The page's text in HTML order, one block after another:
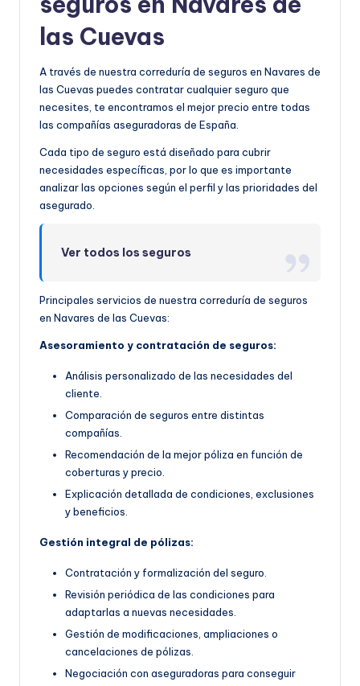
las Cuevas
A través de nuestra correduría de seguros en Navares de
las Cuevas puedes contratar cualquier seguro que
necesites, te encontramos el mejor precio entre todas
las compañías aseguradoras de España.
Cada tipo de seguro está diseñado para cubrir
necesidades específicas, por lo que es importante
analizar las opciones según el perfil y las prioridades del
asegurado.
Ver todos los seguros
Principales servicios de nuestra correduría de seguros
en Navares de las Cuevas:
Asesoramiento y contratación de seguros:
Análisis personalizado de las necesidades del
cliente.
Comparación de seguros entre distintas
compañías.
Recomendación de la mejor póliza en función de
coberturas y precio.
Explicación detallada de condiciones, exclusiones
y beneficios.
Gestión integral de pólizas:
Contratación y formalización del seguro.
Revisión periódica de las condiciones para
adaptarlas a nuevas necesidades.
Gestión de modificaciones, ampliaciones o
cancelaciones de pólizas.
Negociación con aseguradoras para conseguir